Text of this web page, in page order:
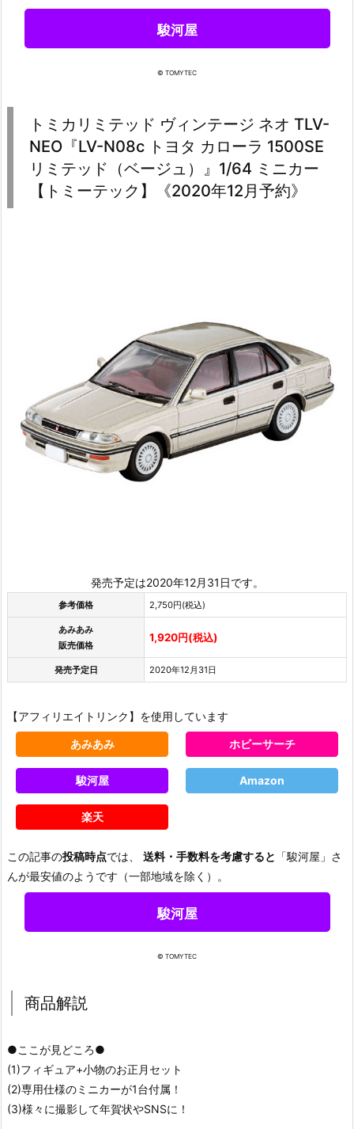
駿河屋
© TOMYTEC
トミカリミテッド ヴィンテージ ネオ TLV-
NEO『LV-N08c トヨタ カローラ 1500SE
リミテッド（ベージュ）』1/64 ミニカー
【トミーテック】《2020年12月予約》
発売予定は2020年12月31日です。
参考価格 2,750円(税込)
あみあみ
販売価格
1,920円(税込)
発売予定日 2020年12月31日
【アフィリエイトリンク】を使用しています
あみあみ ホビーサーチ
駿河屋 Amazon
楽天
この記事の投稿時点では、 送料・手数料を考慮すると 「駿河屋」さ
んが最安値のようです（一部地域を除く）。
駿河屋
© TOMYTEC
商品解説
●ここが見どころ●
(1)フィギュア+小物のお正月セット
(2)専用仕様のミニカーが1台付属！
(3)様々に撮影して年賀状やSNSに！